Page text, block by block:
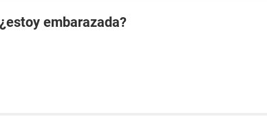
embarazada?